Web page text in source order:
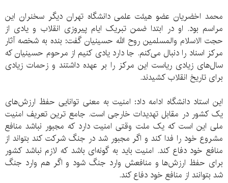
محمد اخضریان عضو هیئت علمی دانشگاه تهران دیگر سخنران این
مراسم بود. او در ابتدا ضمن تبریک ایام پیروزی انقلاب و یادی از
حجت الاسلام والمسلمین روح الله حسینیان گفت: بنده به شخصه آثار
مرکز اسناد را دنبال می‌کنم. جا دارد یادی کنیم از مرحوم حسینیان که
سال‌های زیادی ریاست این مرکز را بر عهده داشتند و زحمات زیادی
برای تاریخ انقلاب کشیدند.
این استاد دانشگاه ادامه داد: امنیت به معنی توانایی حفظ ارزش‌های
یک کشور در مقابل تهدیدات خارجی است. جامع ترین تعریف امنیت
ملی این است که یک ملت وقتی امنیت دارد که مجبور نباشد منافع
مشروع خود را فدا کند و اگر مجبور شد در جنگ شرکت کند بتواند از
منافع خود دفاع کند. امنیت باید به گونه‌ای باشد که لازم نباشد کشور
برای حفظ ارزش‌ها و منافعش وارد جنگ شود و اگر هم وارد جنگ
شد بتوانند از منافع خود دفاع کند.